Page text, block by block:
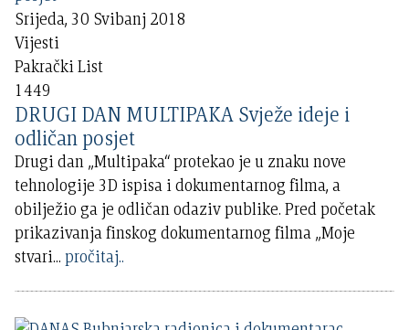
Srijeda, 30 Svibanj 2018
Vijesti
Pakrački List
1449
DRUGI DAN MULTIPAKA Svježe ideje i
odličan posjet
Drugi dan „Multipaka“ protekao je u znaku nove
tehnologije 3D ispisa i dokumentarnog filma, a
obilježio ga je odličan odaziv publike. Pred početak
prikazivanja finskog dokumentarnog filma „Moje
stvari... pročitaj..